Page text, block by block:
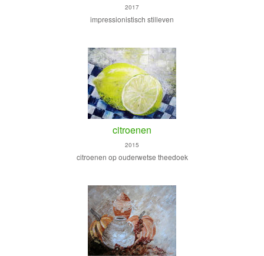
2017
impressionistisch stilleven
citroenen
2015
citroenen op ouderwetse theedoek